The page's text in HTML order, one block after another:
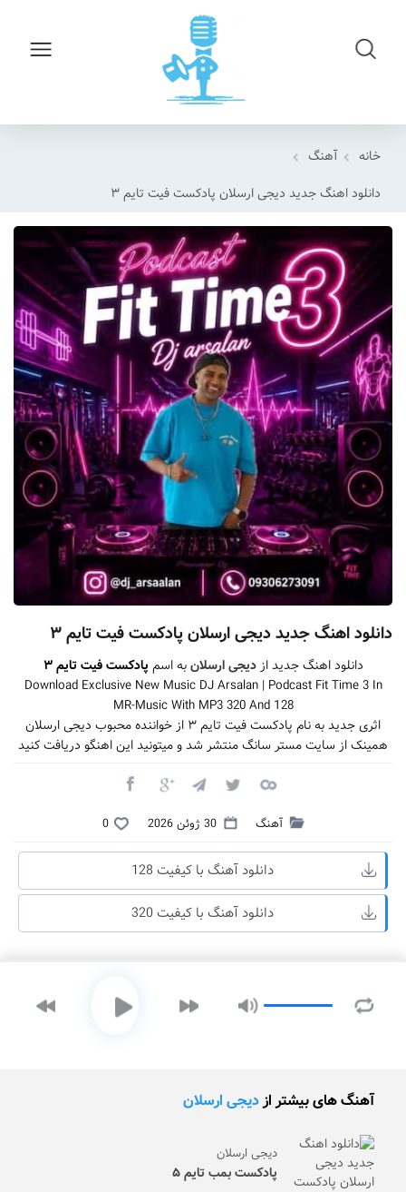
خانه
آهنگ
دانلود اهنگ جدید دیجی ارسلان پادکست فیت تایم ۳
دانلود اهنگ جدید دیجی ارسلان پادکست فیت تایم ۳
دانلود اهنگ جدید ازدیجی ارسلانبه اسم پادکست فیت تایم ۳
Download Exclusive New Music DJ Arsalan | Podcast Fit Time 3 In
MR-Music With MP3 320 And 128
اثری جدید به نام پادکست فیت تایم ۳ از خواننده محبوب دیجی ارسلان
همینک از سایت مستر سانگ منتشر شد و میتونید این اهنگو دریافت کنید
آهنگ 30 ژوئن 2026 0
دانلود آهنگ با کیفیت 128
دانلود آهنگ با کیفیت 320
آهنگ های بیشتر ازدیجی ارسلان
دیجی ارسلان
پادکست بمب تایم ۵